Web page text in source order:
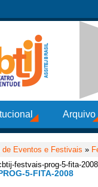
Arquivo
de Eventos e Festivais »
festvais-prog-5-fita-2008
5-FITA-2008